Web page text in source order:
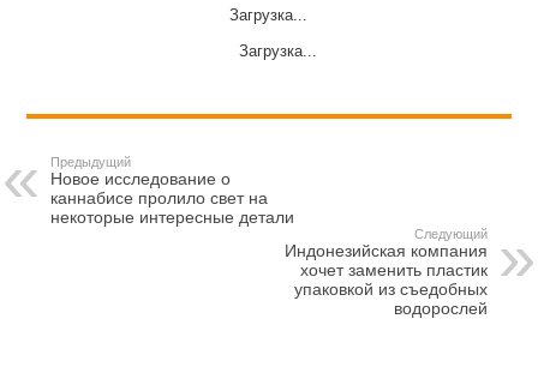
Загрузка...
Загрузка...
Предыдущий
Новое исследование о
каннабисе пролило свет на
некоторые интересные детали
Следующий
Индонезийская компания
хочет заменить пластик
упаковкой из съедобных
водорослей